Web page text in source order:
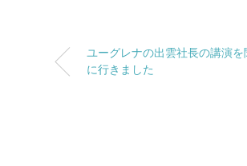
ユーグレナの出雲社長の講演を
に行きました